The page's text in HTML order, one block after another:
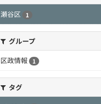
瀬谷区
1
グループ
区政情報
1
タグ